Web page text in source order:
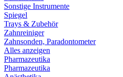
Sonstige Instrumente
Spiegel
Trays & Zubehör
Zahnreiniger
Zahnsonden, Paradontometer
Alles anzeigen
Pharmazeutika
Pharmazeutika